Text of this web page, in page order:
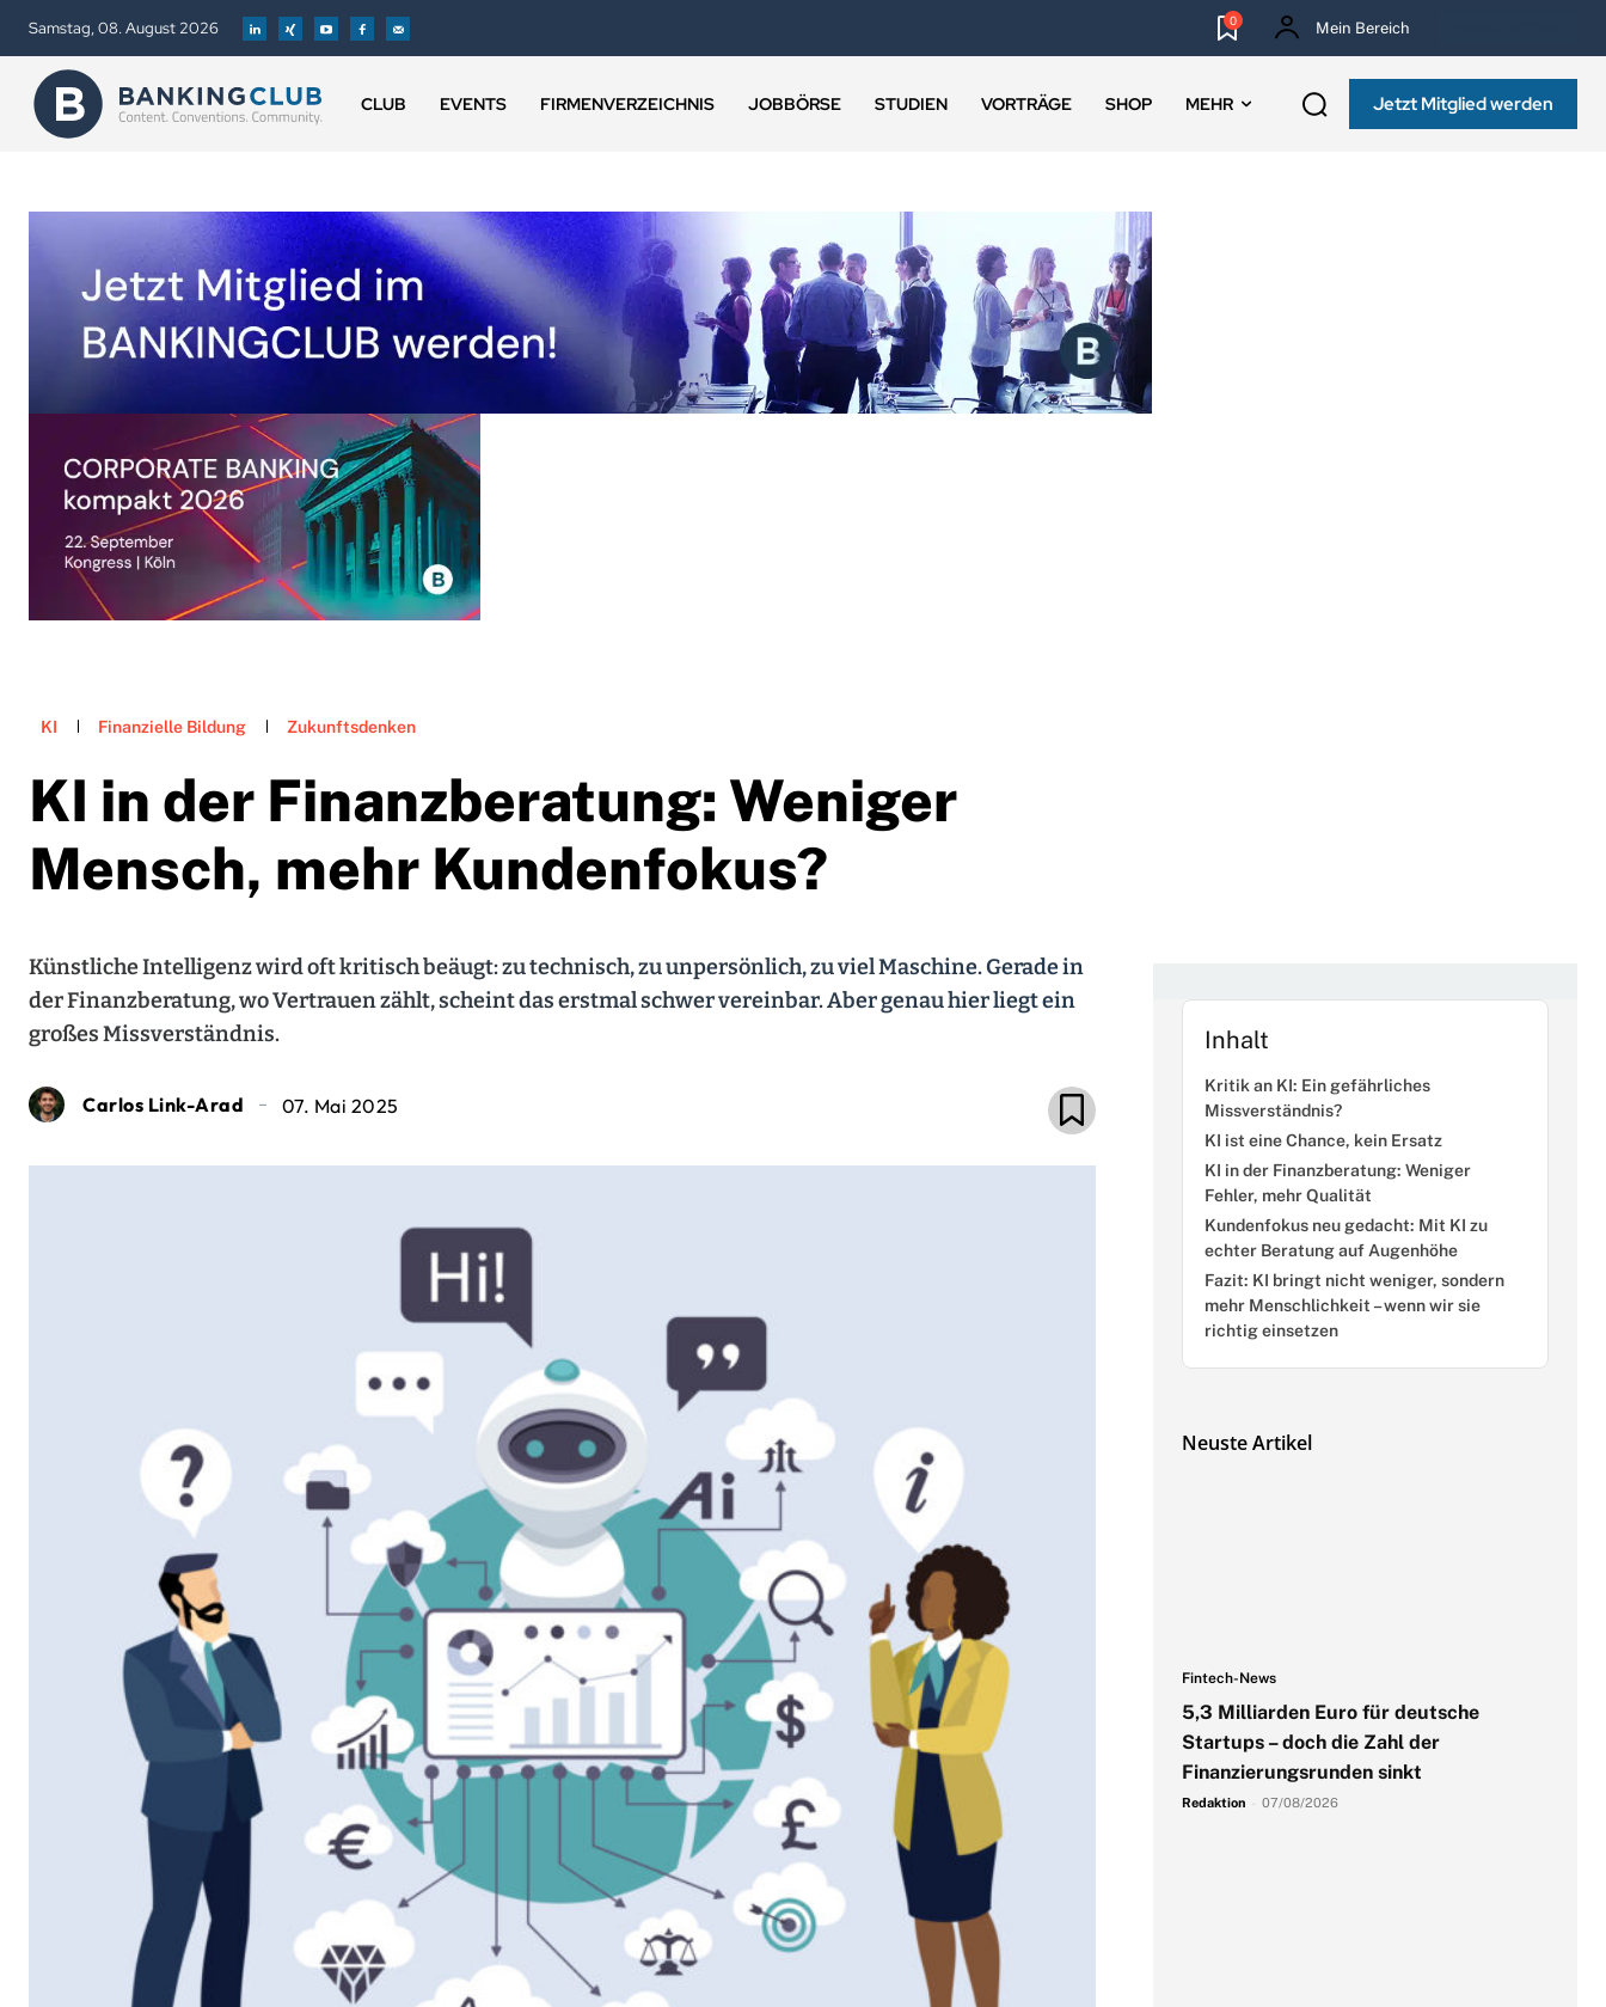
Samstag, 08. August 2026 0 Mein Bereich
CLUB EVENTS FIRMENVERZEICHNIS JOBBÖRSE STUDIEN VORTRÄGE SHOP MEHR Jetzt Mitglied werden
KI Finanzielle Bildung Zukunftsdenken
KI in der Finanzberatung: Weniger
Mensch, mehr Kundenfokus?
Künstliche Intelligenz wird oft kritisch beäugt: zu technisch, zu unpersönlich, zu viel Maschine. Gerade in
der Finanzberatung, wo Vertrauen zählt, scheint das erstmal schwer vereinbar. Aber genau hier liegt ein
großes Missverständnis.
Carlos Link-Arad 07. Mai 2025
Inhalt
Kritik an KI: Ein gefährliches
Missverständnis?
KI ist eine Chance, kein Ersatz
KI in der Finanzberatung: Weniger
Fehler, mehr Qualität
Kundenfokus neu gedacht: Mit KI zu
echter Beratung auf Augenhöhe
Fazit: KI bringt nicht weniger, sondern
mehr Menschlichkeit – wenn wir sie
richtig einsetzen
Neuste Artikel
Fintech-News
5,3 Milliarden Euro für deutsche
Startups – doch die Zahl der
Finanzierungsrunden sinkt
Redaktion 07/08/2026